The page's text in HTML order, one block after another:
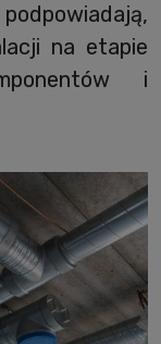
na etapie
i